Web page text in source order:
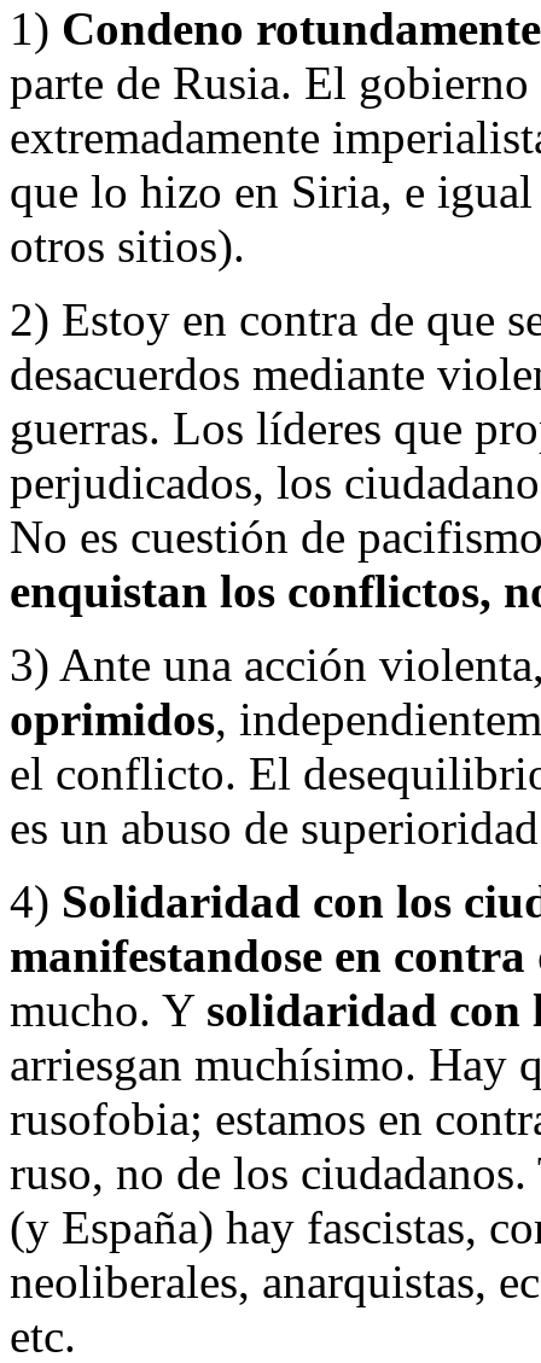
1) Condeno
parte de Rusia. El
extremadamente
que lo hizo en Siria, e
otros sitios).
2) Estoy en contra de que
desacuerdos mediante
guerras. Los líderes que
perjudicados, los
No es cuestión de
enquistan los conflictos,
3) Ante una acción
oprimidos,
el conflicto. El
es un abuso de
4) Solidaridad con los
manifestandose en
mucho. Y solidaridad con
arriesgan muchísimo. Hay
rusofobia; estamos en
ruso, no de los
(y España) hay fascistas,
neoliberales, anarquistas,
etc.